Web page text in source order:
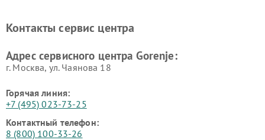
Контакты сервис центра
Адрес сервисного центра Gorenje:
г. Москва, ул. Чаянова 18
Горячая линия:
+7 (495) 023-73-25
Контактный телефон:
8 (800) 100-33-26